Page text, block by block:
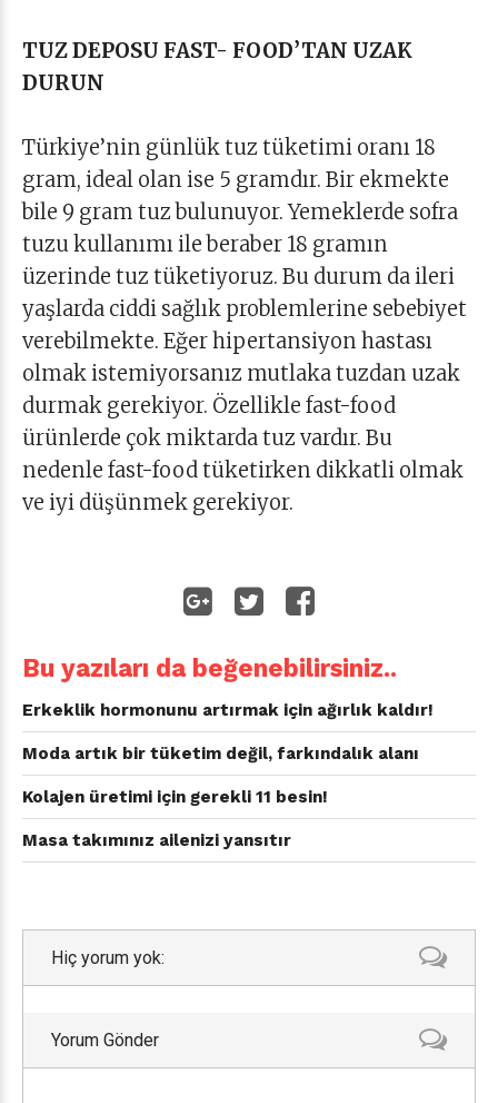
TUZ DEPOSU FAST- FOOD’TAN UZAK
DURUN
Türkiye’nin günlük tuz tüketimi oranı 18
gram, ideal olan ise 5 gramdır. Bir ekmekte
bile 9 gram tuz bulunuyor. Yemeklerde sofra
tuzu kullanımı ile beraber 18 gramın
üzerinde tuz tüketiyoruz. Bu durum da ileri
yaşlarda ciddi sağlık problemlerine sebebiyet
verebilmekte. Eğer hipertansiyon hastası
olmak istemiyorsanız mutlaka tuzdan uzak
durmak gerekiyor. Özellikle fast-food
ürünlerde çok miktarda tuz vardır. Bu
nedenle fast-food tüketirken dikkatli olmak
ve iyi düşünmek gerekiyor.
Bu yazıları da beğenebilirsiniz..
Erkeklik hormonunu artırmak için ağırlık kaldır!
Moda artık bir tüketim değil, farkındalık alanı
Kolajen üretimi için gerekli 11 besin!
Masa takımınız ailenizi yansıtır
Hiç yorum yok:
Yorum Gönder